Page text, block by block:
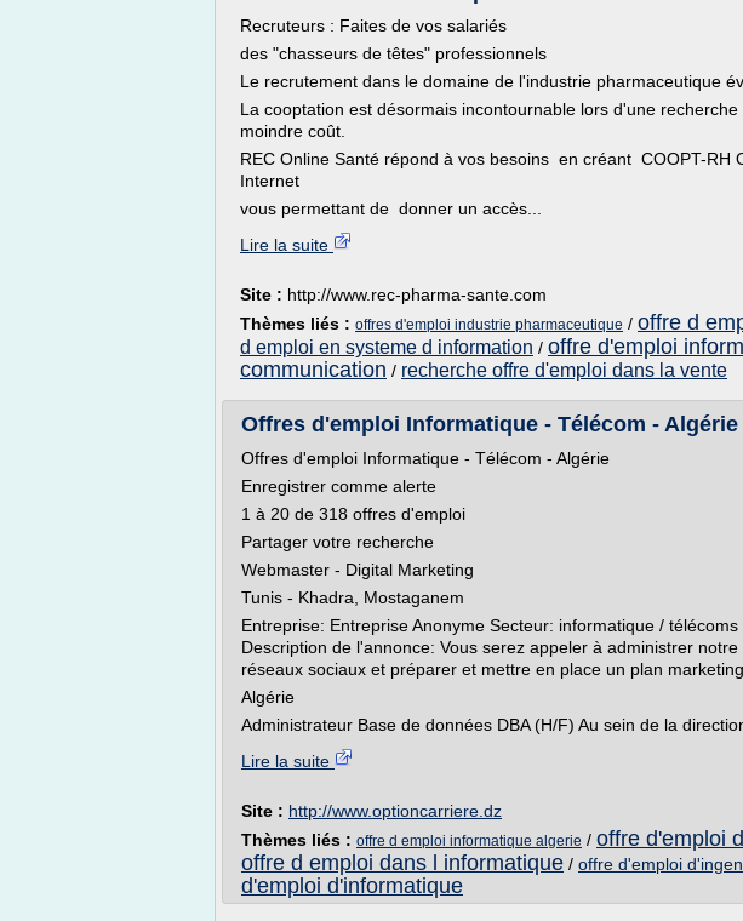
Recruteurs : Faites de vos salariés
des "chasseurs de têtes" professionnels
Le recrutement dans le domaine de l'industrie pharmaceutique
La cooptation est désormais incontournable lors d'une
moindre coût.
REC Online Santé répond à vos besoins en créant COOPT-RH
Internet
vous permettant de donner un accès...
Lire la suite
Site : http://www.rec-pharma-sante.com
Thèmes liés : offres d'emploi industrie pharmaceutique / offre d
d emploi en systeme d information / offre d'emploi
communication / recherche offre d'emploi dans la vente
Offres d'emploi Informatique - Télécom - Algérie
Offres d'emploi Informatique - Télécom - Algérie
Enregistrer comme alerte
1 à 20 de 318 offres d'emploi
Partager votre recherche
Webmaster - Digital Marketing
Tunis - Khadra, Mostaganem
Entreprise: Entreprise Anonyme Secteur: informatique /
Description de l'annonce: Vous serez appeler à administrer
réseaux sociaux et préparer et mettre en place un plan marketing
Algérie
Administrateur Base de données DBA (H/F) Au sein de la
Lire la suite
Site : http://www.optioncarriere.dz
Thèmes liés : offre d emploi informatique algerie / offre d'emploi
offre d emploi dans l informatique / offre d'emploi
d'emploi d'informatique